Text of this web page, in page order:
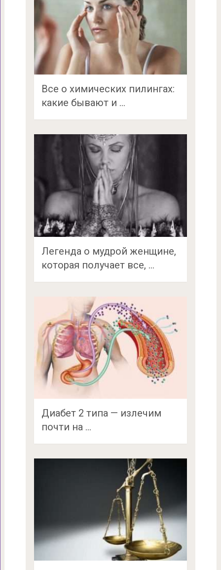
Все о химических пилингах:
какие бывают и …
Легенда о мудрой женщине,
которая получает все, …
Диабет 2 типа — излечим
почти на …